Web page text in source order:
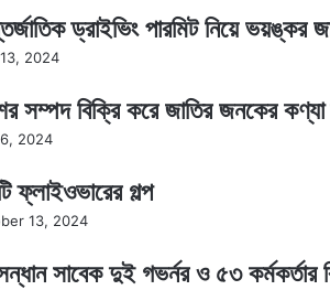
ড্রাইভিং পারমিট নিয়ে ভয়ঙ্কর
2024
সম্পদ বিক্রি করে জাতির জনকের কণ্যা
2024
ফ্লাইওভারের গল্প
13, 2024
সাবেক দুই গভর্নর ও ৫৩ কর্মকর্তার